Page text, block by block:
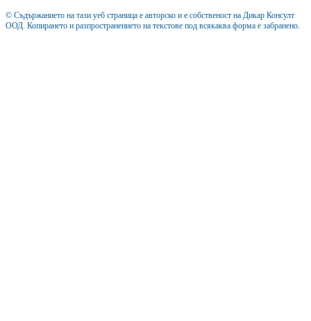
© Съдържанието на тази уеб страница е авторско и е собственост на Дикар Консулт
ООД. Копирането и разпространението на текстове под всякаква форма е забранено.